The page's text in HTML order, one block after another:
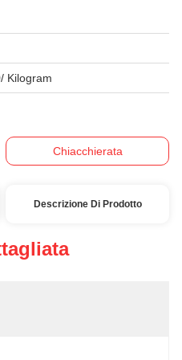
Kilogram
Chiacchierata
Descrizione Di Prodotto